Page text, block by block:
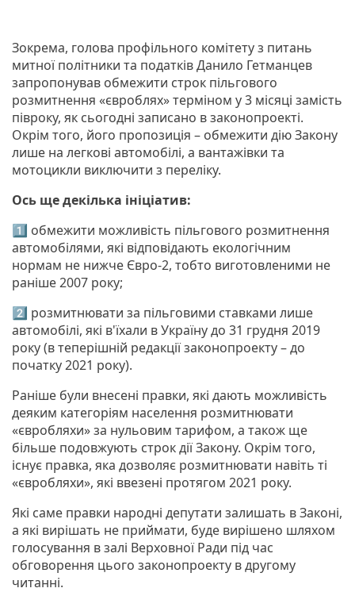
Зокрема, голова профільного комітету з питань
митної політники та податків Данило Гетманцев
запропонував обмежити строк пільгового
розмитнення «євроблях» терміном у 3 місяці замість
півроку, як сьогодні записано в законопроекті.
Окрім того, його пропозиція – обмежити дію Закону
лише на легкові автомобілі, а вантажівки та
мотоцикли виключити з переліку.
Ось ще декілька ініціатив:
1️⃣ обмежити можливість пільгового розмитнення
автомобілями, які відповідають екологічним
нормам не нижче Євро-2, тобто виготовленими не
раніше 2007 року;
2️⃣ розмитнювати за пільговими ставками лише
автомобілі, які в'їхали в Україну до 31 грудня 2019
року (в теперішній редакції законопроекту – до
початку 2021 року).
Раніше були внесені правки, які дають можливість
деяким категоріям населення розмитнювати
«євробляхи» за нульовим тарифом, а також ще
більше подовжують строк дії Закону. Окрім того,
існує правка, яка дозволяє розмитнювати навіть ті
«євробляхи», які ввезені протягом 2021 року.
Які саме правки народні депутати залишать в Законі,
а які вирішать не приймати, буде вирішено шляхом
голосування в залі Верховної Ради під час
обговорення цього законопроекту в другому
читанні.